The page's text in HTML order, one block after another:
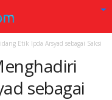
Etik Ipda Arsyad sebagai Saksi
sebagai